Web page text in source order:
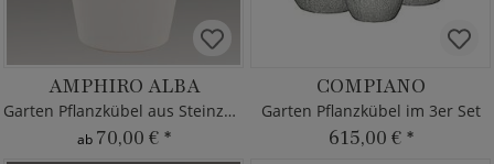
AMPHIRO ALBA
Garten Pflanzkübel aus Steinzeug
ab 70,00 € *
COMPIANO
Garten Pflanzkübel im 3er Set
615,00 € *